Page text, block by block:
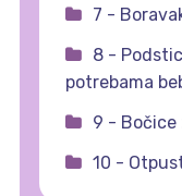
7 -
8 -
potrebama
9 - Bočice
10 -